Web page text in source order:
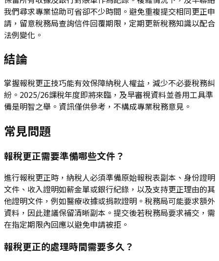
我們尋求專業協助可省卻不少時間。避免重複提交相同更正申
請，留意稅務局查詢信件回覆期限，定期更新稅務知識以配合
法例變化。
結論
掌握報稅更正技巧能有效保障納稅人權益，減少不必要稅務糾
紛。2025/26課稅年度即將來臨，及早審視資料並善用工具準
備是明智之舉。資訊僅供參考，不構成專業稅務意見。
常見問題
報稅更正需要準備哪些文件？
進行報稅更正時，納稅人必須準備原始報稅表副本、身份證明
文件、收入證明如薪金單或銀行紀錄，以及支持更正理由的其
他證明文件，例如醫療收據或捐款證明。稅務局可能要求額外
資料，因此建議保留清晰副本。提交後若稅務局要求補交，需
在指定期限內回應以避免申請被拒。
報稅更正的處理時間需要多久？